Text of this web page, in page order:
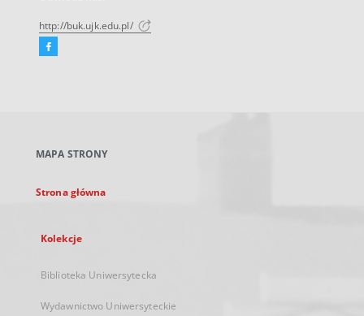
http://buk.ujk.edu.pl/
Facebook
karcie
MAPA STRONY
Strona główna
Kolekcje
Biblioteka Uniwersytecka
Wydawnictwo Uniwersyteckie